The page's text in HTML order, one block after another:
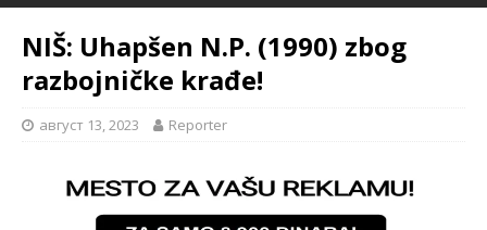
NIŠ: Uhapšen N.P. (1990) zbog
razbojničke krađe!
август 13, 2023 Reporter